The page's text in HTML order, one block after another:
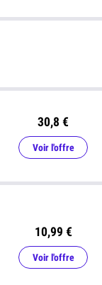
30,8 €
Voir l'offre
10,99 €
Voir l'offre